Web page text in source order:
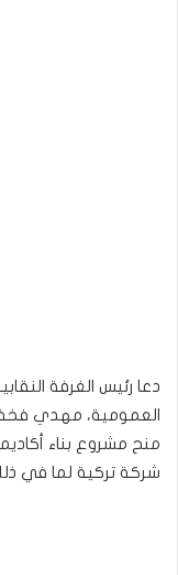
دعا رئيس الغرفة
العمومية، مهدي
منح مشروع بناء
شركة تركية لما في